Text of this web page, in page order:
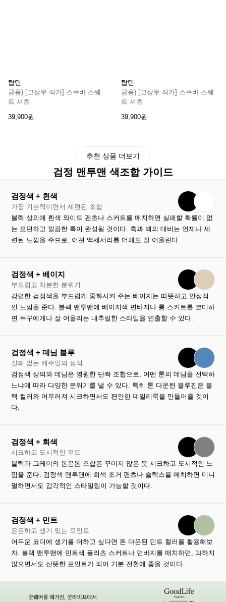
탑텐
공용) [고상우 작가] 스쿠바 스웨
트 셔츠
39,900원
탑텐
공용) [고상우 작가] 스쿠바 스웨
트 셔츠
39,900원
추천 상품 더보기
검정 맨투맨 색조합 가이드
검정색 + 흰색
가장 기본적이면서 세련된 조합
블랙 상의에 흰색 와이드 팬츠나 스커트를 매치하면 실패할 확률이 없
는 모던하고 깔끔한 룩이 완성될 것이다. 흑과 백의 대비는 언제나 세
련된 느낌을 주므로, 어떤 액세서리를 더해도 잘 어울린다.
검정색 + 베이지
부드럽고 차분한 분위기
강렬한 검정색을 부드럽게 중화시켜 주는 베이지는 따뜻하고 안정적
인 느낌을 준다. 블랙 맨투맨에 베이지색 면바지나 롱 스커트를 코디하
면 누구에게나 잘 어울리는 내추럴한 스타일을 연출할 수 있다.
검정색 + 데님 블루
실패 없는 캐주얼의 정석
검정색 상의와 데님은 영원한 단짝 조합으로, 어떤 톤의 데님을 선택하
느냐에 따라 다양한 분위기를 낼 수 있다. 특히 톤 다운된 블루진은 블
랙 컬러와 어우러져 시크하면서도 편안한 데일리룩을 만들어줄 것이
다.
검정색 + 회색
시크하고 도시적인 무드
블랙과 그레이의 톤온톤 조합은 꾸미지 않은 듯 시크하고 도시적인 느
낌을 준다. 검정색 맨투맨에 회색 조거 팬츠나 슬랙스를 매치하면 미니
멀하면서도 감각적인 스타일링이 가능할 것이다.
검정색 + 민트
은은하고 생기 있는 포인트
어두운 코디에 생기를 더하고 싶다면 톤 다운된 민트 컬러를 활용해보
자. 블랙 맨투맨에 민트색 플리츠 스커트나 면바지를 매치하면, 과하지
않으면서도 산뜻한 포인트가 되어 기분 전환에 좋을 것이다.